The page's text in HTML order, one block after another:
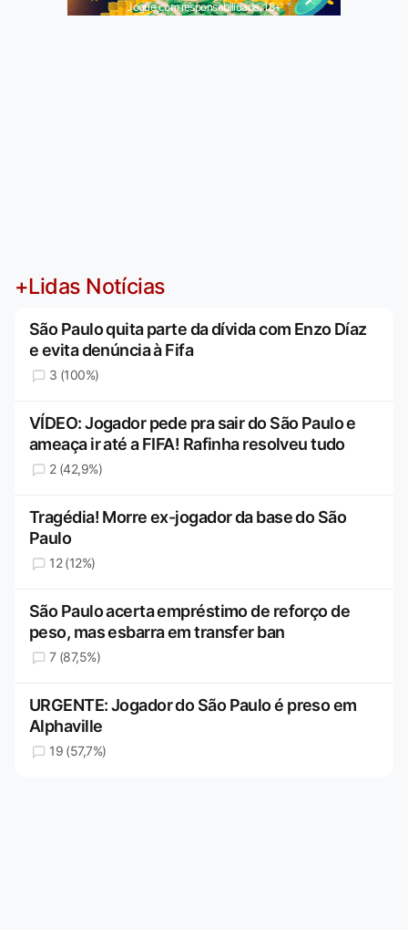
Jogue com responsabilidade. 18+
+Lidas Notícias
São Paulo quita parte da dívida com Enzo Díaz
e evita denúncia à Fifa
3 (100%)
VÍDEO: Jogador pede pra sair do São Paulo e
ameaça ir até a FIFA! Rafinha resolveu tudo
2 (42,9%)
Tragédia! Morre ex-jogador da base do São
Paulo
12 (12%)
São Paulo acerta empréstimo de reforço de
peso, mas esbarra em transfer ban
7 (87,5%)
URGENTE: Jogador do São Paulo é preso em
Alphaville
19 (57,7%)